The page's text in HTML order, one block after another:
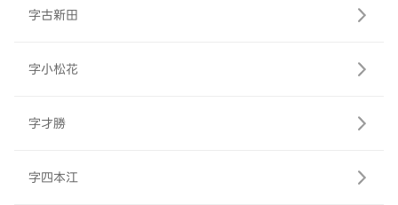
字古新田
字小松花
字才勝
字四本江